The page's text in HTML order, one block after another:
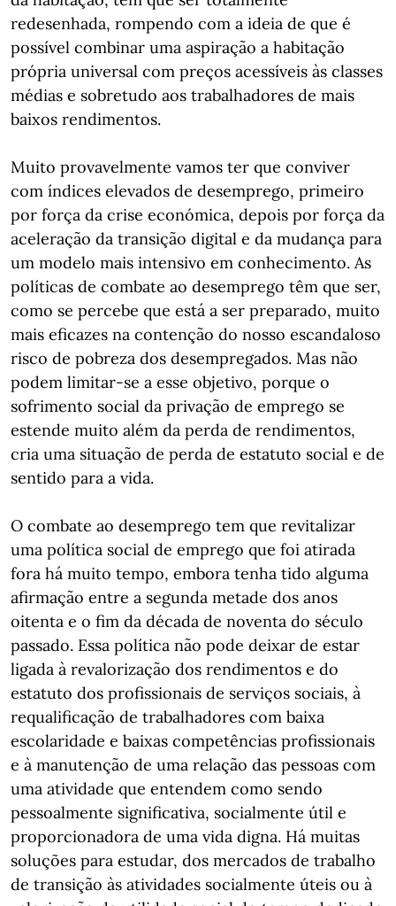
redesenhada, rompendo com a ideia de que é
possível combinar uma aspiração a habitação
própria universal com preços acessíveis às classes
médias e sobretudo aos trabalhadores de mais
baixos rendimentos.
Muito provavelmente vamos ter que conviver
com índices elevados de desemprego, primeiro
por força da crise económica, depois por força da
aceleração da transição digital e da mudança para
um modelo mais intensivo em conhecimento. As
políticas de combate ao desemprego têm que ser,
como se percebe que está a ser preparado, muito
mais eficazes na contenção do nosso escandaloso
risco de pobreza dos desempregados. Mas não
podem limitar-se a esse objetivo, porque o
sofrimento social da privação de emprego se
estende muito além da perda de rendimentos,
cria uma situação de perda de estatuto social e de
sentido para a vida.
O combate ao desemprego tem que revitalizar
uma política social de emprego que foi atirada
fora há muito tempo, embora tenha tido alguma
afirmação entre a segunda metade dos anos
oitenta e o fim da década de noventa do século
passado. Essa política não pode deixar de estar
ligada à revalorização dos rendimentos e do
estatuto dos profissionais de serviços sociais, à
requalificação de trabalhadores com baixa
escolaridade e baixas competências profissionais
e à manutenção de uma relação das pessoas com
uma atividade que entendem como sendo
pessoalmente significativa, socialmente útil e
proporcionadora de uma vida digna. Há muitas
soluções para estudar, dos mercados de trabalho
de transição às atividades socialmente úteis ou à